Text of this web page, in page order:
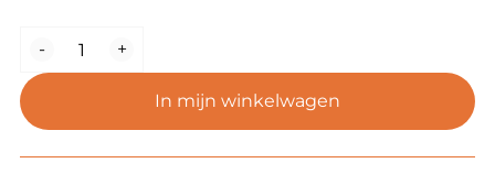
-
GPS/Autopilot
(Xpert
&
+
In mijn winkelwagen